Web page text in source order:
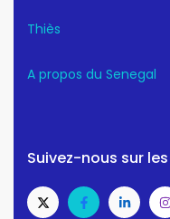
Thiès
A propos du Senegal
Suivez-nous sur